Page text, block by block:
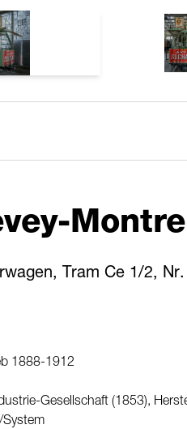
Tram Ce 1/2,
1888-1912
Gesellschaft (1853),
System